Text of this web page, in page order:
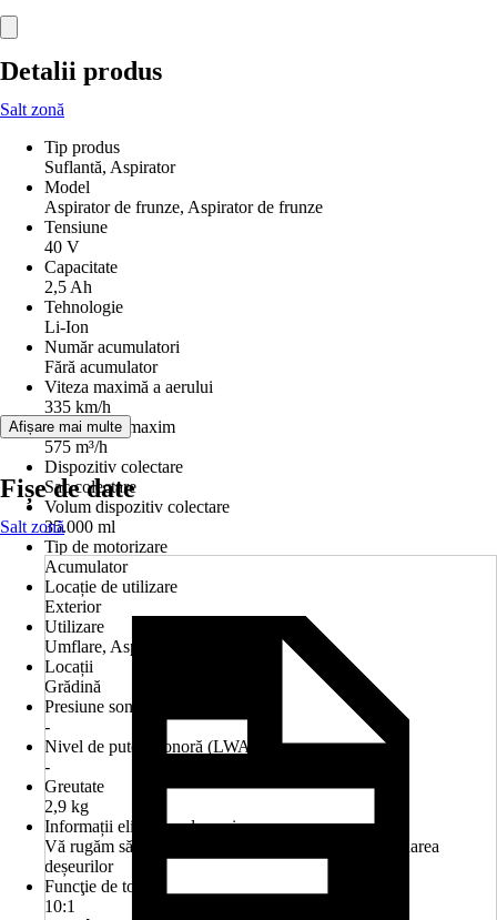
Detalii produs
Salt zonă
Tip produs
Suflantă, Aspirator
Model
Aspirator de frunze, Aspirator de frunze
Tensiune
40 V
Capacitate
2,5 Ah
Tehnologie
Li-Ion
Număr acumulatori
Fără acumulator
Viteza maximă a aerului
335 km/h
Volum flux maxim
575 m³/h
Dispozitiv colectare
Sac colectare
Volum dispozitiv colectare
35.000 ml
Tip de motorizare
Acumulator
Locație de utilizare
Exterior
Utilizare
Umflare, Aspirare
Locații
Grădină
Presiune sonoră (LpA)
-
Nivel de putere sonoră (LWA)
-
Greutate
2,9 kg
Informații eliminare deșeuri
Vă rugăm să respectați indicațiile cu privire la eliminarea
deșeurilor
Funcţie de tocare
10:1
Afișare mai multe
Fișe de date
Salt zonă